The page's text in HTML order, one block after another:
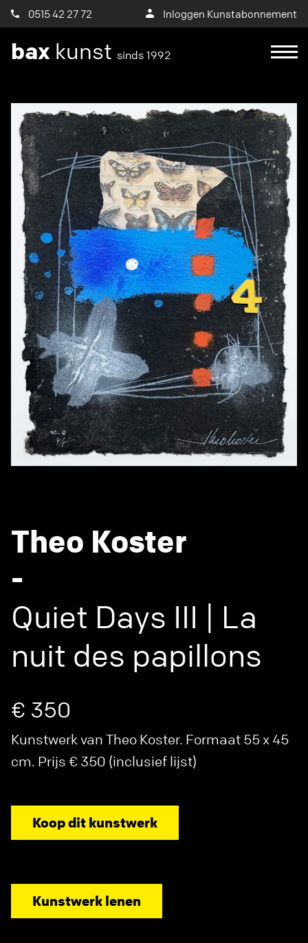
0515 42 27 72 Inloggen Kunstabonnement
bax kunst sinds 1992
Theo Koster
-
Quiet Days III | La
nuit des papillons
€ 350
Kunstwerk van Theo Koster. Formaat 55 x 45
cm. Prijs € 350 (inclusief lijst)
Koop dit kunstwerk
Kunstwerk lenen